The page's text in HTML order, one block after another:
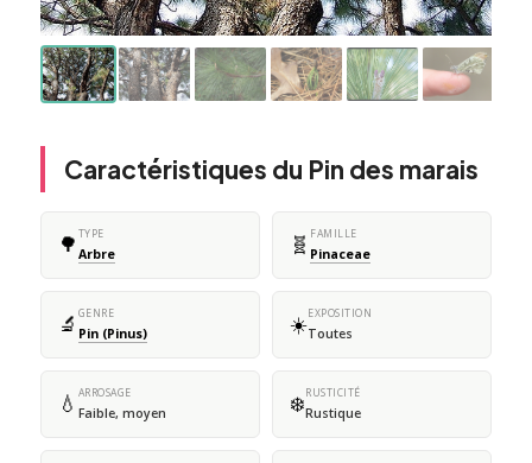
Caractéristiques du Pin des marais
🌳 TYPE
Arbre 🧬 FAMILLE
Pinaceae
🔬 GENRE
Pin (Pinus) ☀️EXPOSITION
Toutes
💧 ARROSAGE
Faible, moyen ❄️RUSTICITÉ
Rustique